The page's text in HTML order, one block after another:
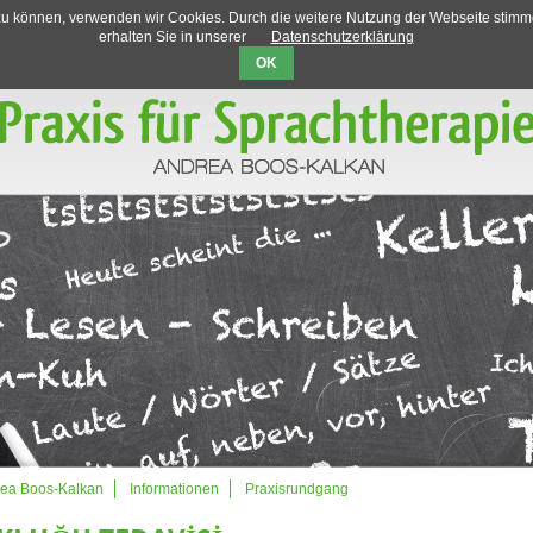
Boos-Kalkan Informationen Praxisrundgang
verwenden wir Cookies. Durch die weitere Nutzung der Webseite
erhalten Sie in unserer
Datenschutzerklärung
OK